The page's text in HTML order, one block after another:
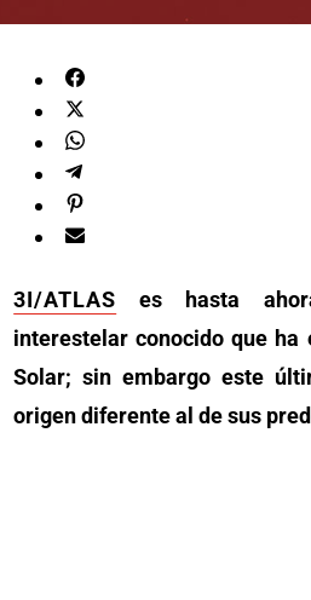
3I/ATLAS es hasta
interestelar conocido que ha
Solar; sin embargo este
origen diferente al de sus